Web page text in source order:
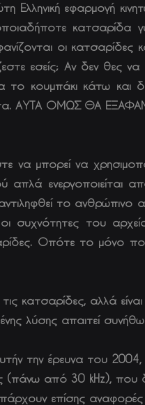
Ελληνική εφαρμογή
οι κατσαρίδες
εσείς; Αν δεν θες
κουμπάκι κάτω και
ΑΥΤΑ ΟΜΩΣ ΘΑ
να μπορεί να
απλά ενεργοποιείται
το ανθρώπινο
συχνότητες του
Οπότε το μόνο
κατσαρίδες, αλλά είναι
λύσης απαιτεί
την έρευνα του 2004,
(πάνω από 30 kHz), που
επίσης αναφορές